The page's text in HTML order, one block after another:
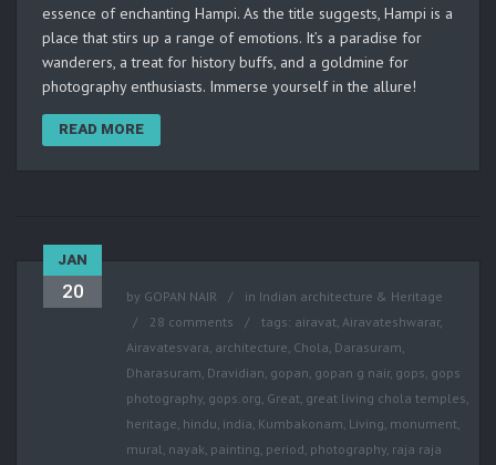
essence of enchanting Hampi. As the title suggests, Hampi is a
place that stirs up a range of emotions. It’s a paradise for
wanderers, a treat for history buffs, and a goldmine for
photography enthusiasts. Immerse yourself in the allure!
READ MORE
JAN
20 by GOPAN NAIR in Indian architecture & Heritage
28 comments
tags: airavat, Airavateshwarar,
Airavatesvara, architecture, Chola, Darasuram,
Dharasuram, Dravidian, gopan, gopan g nair, gops, gops
photography, gops.org, Great, great living chola temples,
heritage, hindu, india, Kumbakonam, Living, monument,
mural, nayak, painting, period, photography, raja raja